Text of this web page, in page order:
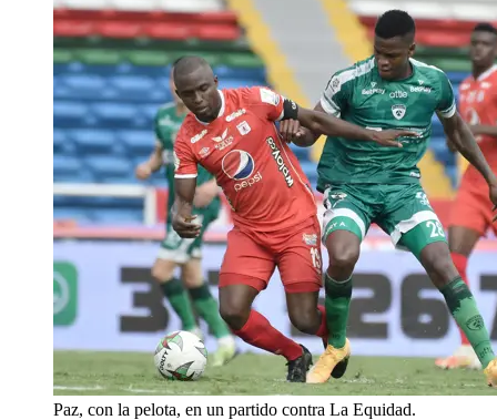
Paz, con la pelota, en un partido contra La Equidad.